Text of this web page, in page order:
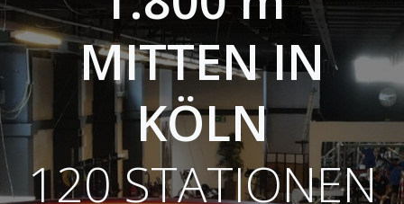
MITTEN IN
KÖLN
120 STATIONEN